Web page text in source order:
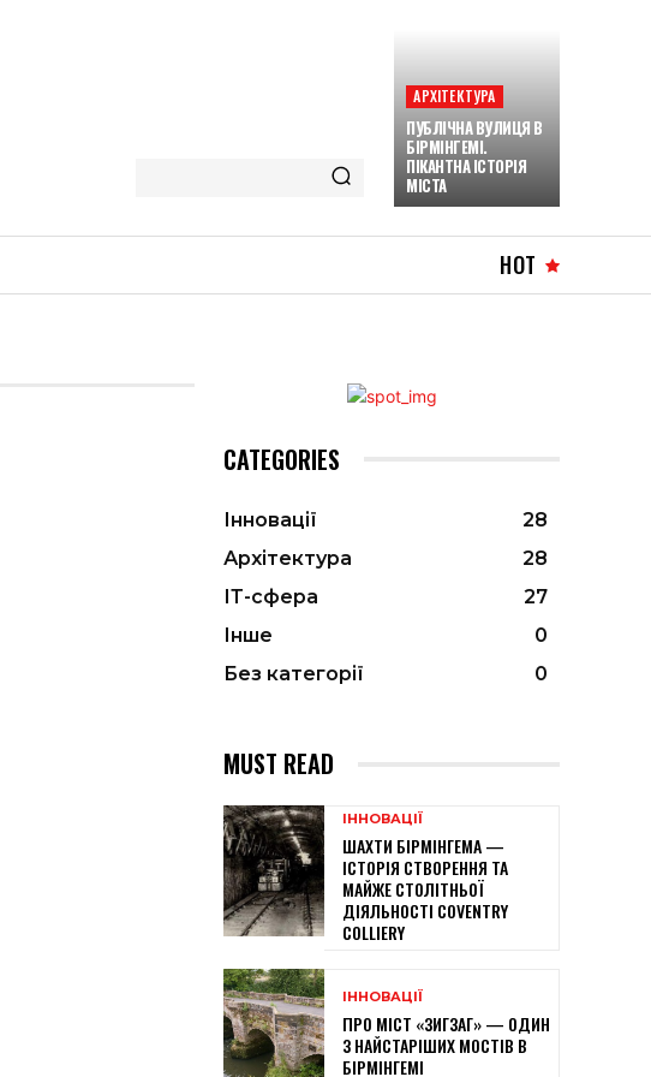
АРХІТЕКТУРА
ПУБЛІЧНА ВУЛИЦЯ В
БІРМІНГЕМІ.
ПІКАНТНА ІСТОРІЯ
МІСТА
HOT
CATEGORIES
Інновації
28
Архітектура
28
ІТ-сфера
27
Інше
0
Без категорії
0
MUST READ
ІННОВАЦІЇ
ШАХТИ БІРМІНГЕМА —
ІСТОРІЯ СТВОРЕННЯ ТА
МАЙЖЕ СТОЛІТНЬОЇ
ДІЯЛЬНОСТІ COVENTRY
COLLIERY
ІННОВАЦІЇ
ПРО МІСТ «ЗИГЗАГ» — ОДИН
З НАЙСТАРІШИХ МОСТІВ В
БІРМІНГЕМІ